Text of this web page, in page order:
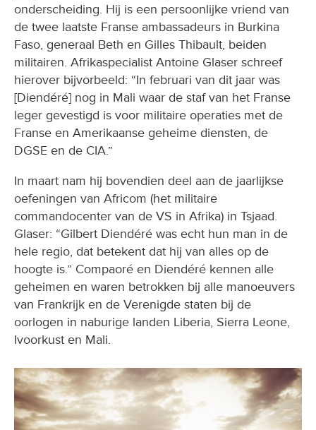
onderscheiding. Hij is een persoonlijke vriend van
de twee laatste Franse ambassadeurs in Burkina
Faso, generaal Beth en Gilles Thibault, beiden
militairen. Afrikaspecialist Antoine Glaser schreef
hierover bijvorbeeld: “In februari van dit jaar was
[Diendéré] nog in Mali waar de staf van het Franse
leger gevestigd is voor militaire operaties met de
Franse en Amerikaanse geheime diensten, de
DGSE en de CIA.”
In maart nam hij bovendien deel aan de jaarlijkse
oefeningen van Africom (het militaire
commandocenter van de VS in Afrika) in Tsjaad.
Glaser: “Gilbert Diendéré was echt hun man in de
hele regio, dat betekent dat hij van alles op de
hoogte is.” Compaoré en Diendéré kennen alle
geheimen en waren betrokken bij alle manoeuvers
van Frankrijk en de Verenigde staten bij de
oorlogen in naburige landen Liberia, Sierra Leone,
Ivoorkust en Mali.